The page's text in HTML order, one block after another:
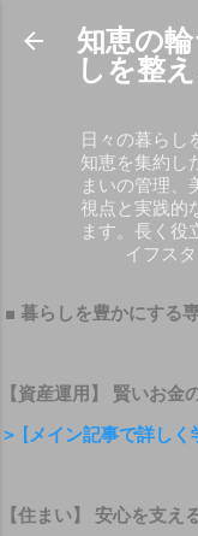
スキップ
知恵の
しを整
日々の暮らし
知恵を集約し
まいの管理、
視点と実践的
ます。長く役
イフス
■ 暮らしを豊かにする
【資産運用】 賢いお金
＞ [メイン記事で詳しく
【住まい】 安心を支え